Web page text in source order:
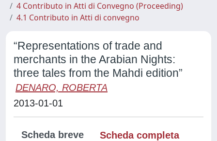
4 Contributo in Atti di Convegno (Proceeding)
4.1 Contributo in Atti di convegno
“Representations of trade and
merchants in the Arabian Nights:
three tales from the Mahdi edition”
DENARO, ROBERTA
2013-01-01
Scheda breve
Scheda completa